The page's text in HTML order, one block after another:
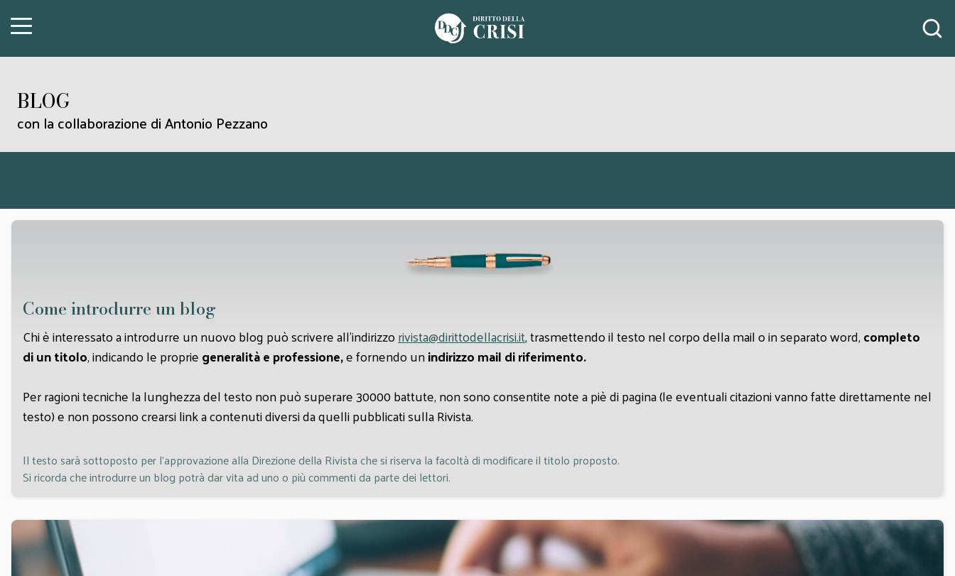
BLOG
con la collaborazione di Antonio Pezzano
Come introdurre un blog
Chi è interessato a introdurre un nuovo blog può scrivere all'indirizzorivista@dirittodellacrisi.it, trasmettendo il testo nel corpo della mail o in separato word,completo
di un titolo, indicando le propriegeneralità e professione,e fornendo unindirizzo mail di riferimento.
Per ragioni tecniche la lunghezza del testo non può superare 30000 battute, non sono consentite note a piè di pagina (le eventuali citazioni vanno fatte direttamente nel
testo) e non possono crearsi link a contenuti diversi da quelli pubblicati sulla Rivista.
Il testo sarà sottoposto per l'approvazione alla Direzione della Rivista che si riserva la facoltà di modificare il titolo proposto.
Si ricorda che introdurre un blog potrà dar vita ad uno o più commenti da parte dei lettori.